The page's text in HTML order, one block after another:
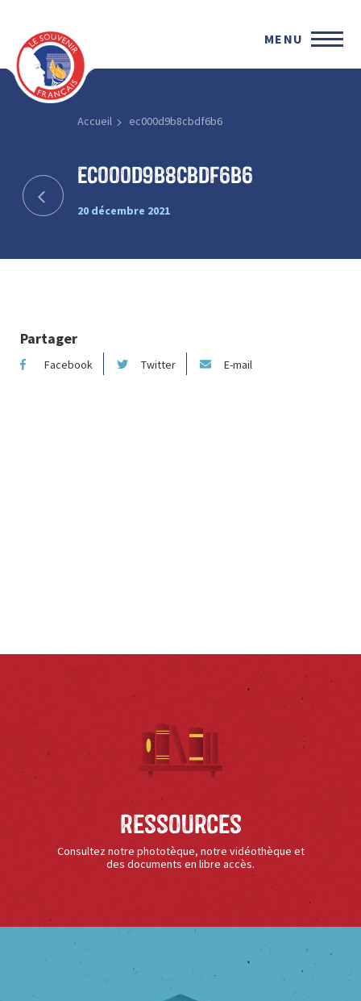
MENU
Accueil ec000d9b8cbdf6b6
ec000d9b8cbdf6b6
20 décembre 2021
Partager
Facebook Twitter E-mail
Ressources
Consultez notre phototèque, notre vidéothèque et
des documents en libre accès.